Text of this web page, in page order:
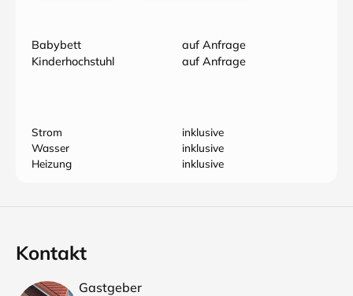
Babybett
auf Anfrage
Kinderhochstuhl
auf Anfrage
Strom
inklusive
Wasser
inklusive
Heizung
inklusive
Kontakt
Gastgeber